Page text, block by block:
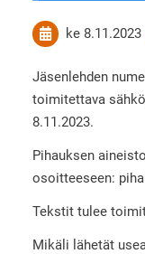
ke 8.11.2023
Jäsenlehden
toimitettava
8.11.2023.
Pihauksen
osoitteeseen:
Tekstit tulee
Mikäli lähetät